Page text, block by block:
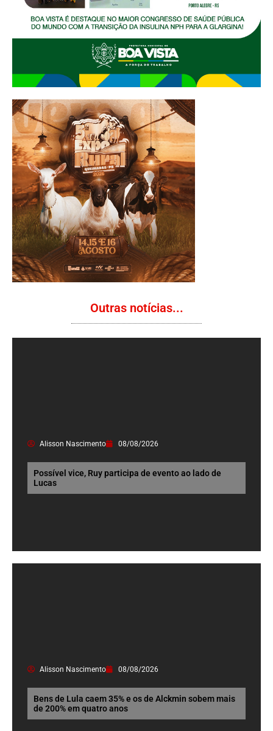
Outras notícias...
Alisson Nascimento 08/08/2026
Possível vice, Ruy participa de evento ao lado de
Lucas
Alisson Nascimento 08/08/2026
Bens de Lula caem 35% e os de Alckmin sobem mais
de 200% em quatro anos